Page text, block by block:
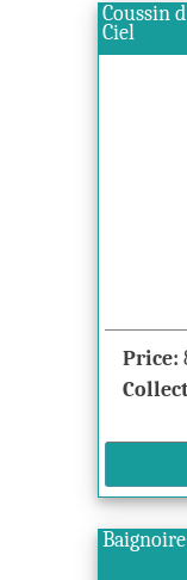
Coussin
Ciel
Price: